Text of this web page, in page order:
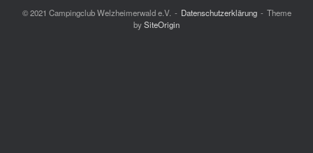
© 2021 Campingclub Welzheimerwald e.V. Datenschutzerklärung
Theme
bySiteOrigin